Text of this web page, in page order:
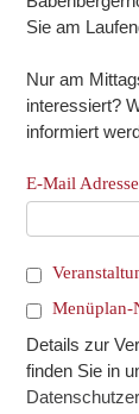
Sie am
Nur am
interessiert?
informiert
E-Mail
Menüplan-
Details zur
finden Sie in